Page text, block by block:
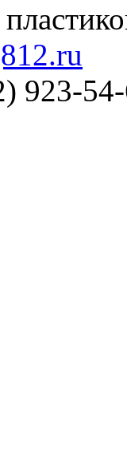
923-